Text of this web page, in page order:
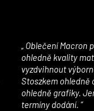
ohledně kvality
vyzdvihnout
Stoszkem ohledně
ohledně grafiky. Jen malinké mínus za delší
termíny dodání.